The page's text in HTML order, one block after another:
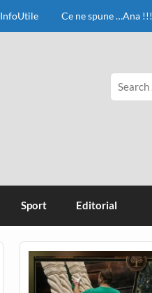
InfoUtile Ce ne spune …Ana !!!
Sport Editorial